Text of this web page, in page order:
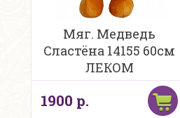
Мяг. Медведь
Сластёна 14155 60см
ЛЕКОМ
1900 р.